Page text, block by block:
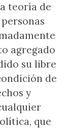
teoría de
agregado
su libre
de
y
que